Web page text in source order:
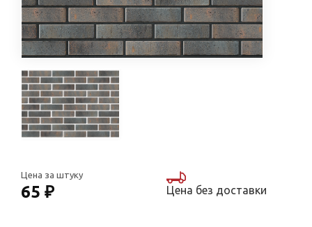
Цена за штуку
65 ₽ Цена без доставки